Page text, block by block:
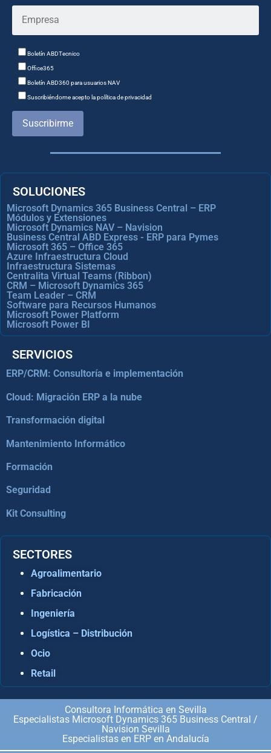
Boletín ABDTecnico
Office365
Boletín ABD360 para usuarios NAV
Suscribiéndome acepto la política de privacidad
Suscribirme
SOLUCIONES
Microsoft Dynamics 365 Business Central – ERP
Módulos y Extensiones
Microsoft Dynamics NAV – Navision
Business Central ABD Express - ERP para Pymes
Microsoft 365 – Office 365
Azure Infraestructura Cloud
Infraestructura Sistemas
Centralita Virtual Teams (Ribbon)
CRM – Microsoft Dynamics 365
Team Leader – CRM
Software para Recursos Humanos
Microsoft Power Platform
Microsoft Power BI
SERVICIOS
ERP/CRM: Consultoría e implementación
Cloud: Migración ERP a la nube
Transformación digital
Mantenimiento Informático
Formación
Seguridad
Kit Consulting
SECTORES
Agroalimentario
Fabricación
Ingeniería
Logística – Distribución
Ocio
Retail
Consultora Informática en Sevilla
Especialistas Microsoft Dynamics 365 Business Central /
Navision Sevilla
Especialistas en ERP en Andalucía